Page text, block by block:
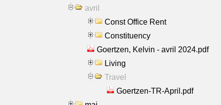
avril
Const Office Rent
Constituency
Goertzen, Kelvin - avril 2024.pdf
Living
Travel
Goertzen-TR-April.pdf